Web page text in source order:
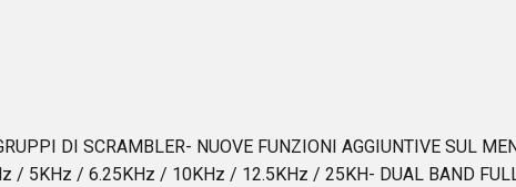
DI SCRAMBLER- NUOVE FUNZIONI AGGIUNTIVE SUL
/ 5KHz / 6.25KHz / 10KHz / 12.5KHz / 25KH- DUAL BAND